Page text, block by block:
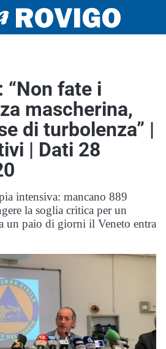
“Non fate i
mascherina,
di turbolenza” |
| Dati 28
intensiva: mancano 889
la soglia critica per un
un paio di giorni il Veneto entra